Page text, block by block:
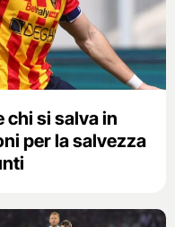
chi si salva in
per la salvezza